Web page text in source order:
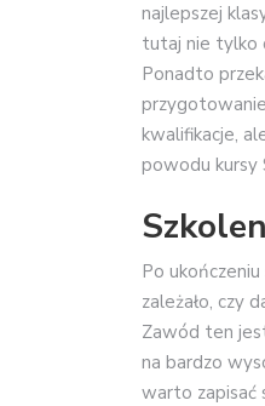
najlepszej
tutaj nie tylko
Ponadto
kwalifikacje,
powodu kursy
Po
zależało, czy
Zawód ten
na bardzo
warto zapisać